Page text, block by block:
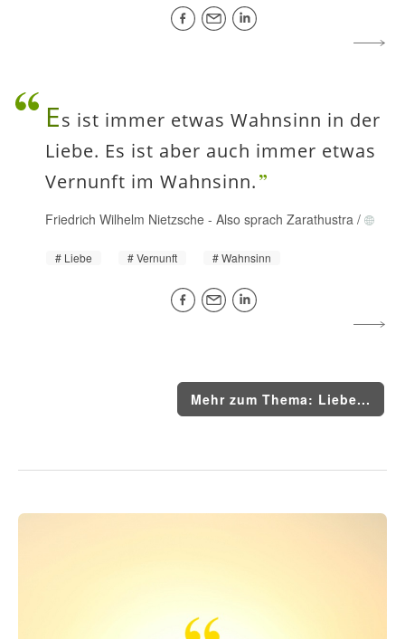
Es ist immer etwas Wahnsinn in der
Liebe. Es ist aber auch immer etwas
Vernunft im Wahnsinn.
Friedrich Wilhelm Nietzsche - Also sprach Zarathustra /
Liebe Vernunft Wahnsinn
Mehr zum Thema: Liebe...